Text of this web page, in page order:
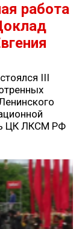
работа
III
ЦК ЛКСМ РФ